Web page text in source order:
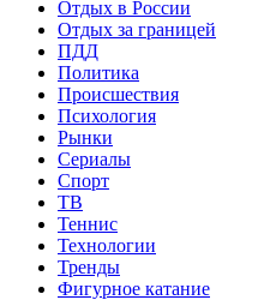
Отдых в России
Отдых за границей
ПДД
Политика
Происшествия
Психология
Рынки
Сериалы
Спорт
ТВ
Теннис
Технологии
Тренды
Фигурное катание